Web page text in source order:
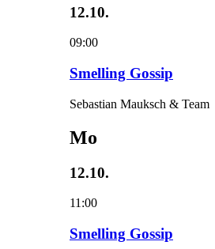
12.10.
09:00
Smelling Gossip
Sebastian Mauksch & Team
Mo
12.10.
11:00
Smelling Gossip